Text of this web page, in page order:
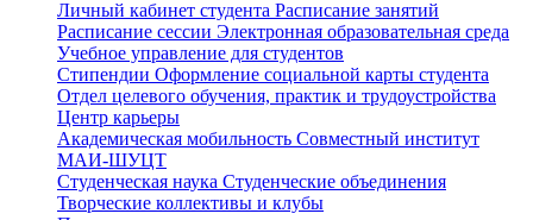
Личный кабинет студента Расписание занятий
Расписание сессии Электронная образовательная среда
Учебное управление для студентов
Стипендии Оформление социальной карты студента
Отдел целевого обучения, практик и трудоустройства
Центр карьеры
Академическая мобильность Совместный институт
МАИ-ШУЦТ
Студенческая наука Студенческие объединения
Творческие коллективы и клубы